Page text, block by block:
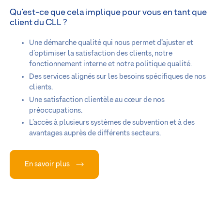
Qu’est-ce que cela implique pour vous en tant que
client du CLL ?
Une démarche qualité qui nous permet d’ajuster et
d’optimiser la satisfaction des clients, notre
fonctionnement interne et notre politique qualité.
Des services alignés sur les besoins spécifiques de nos
clients.
Une satisfaction clientèle au cœur de nos
préoccupations.
L’accès à plusieurs systèmes de subvention et à des
avantages auprès de différents secteurs.
En savoir plus